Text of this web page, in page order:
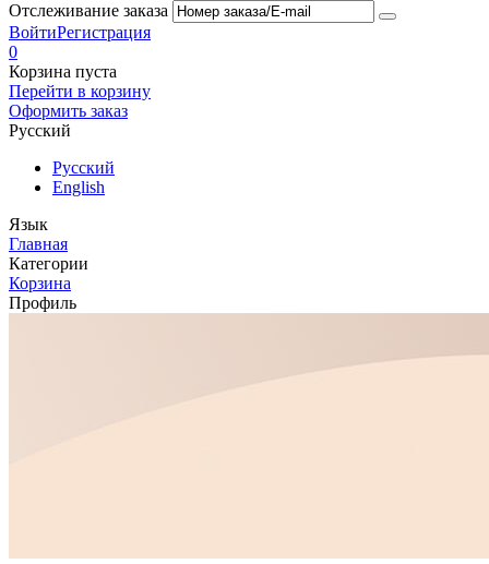
Отслеживание заказа
ВойтиРегистрация
0
Корзина пуста
Перейти в корзину
Оформить заказ
Русский
Русский
English
Язык
Главная
Категории
Корзина
Профиль